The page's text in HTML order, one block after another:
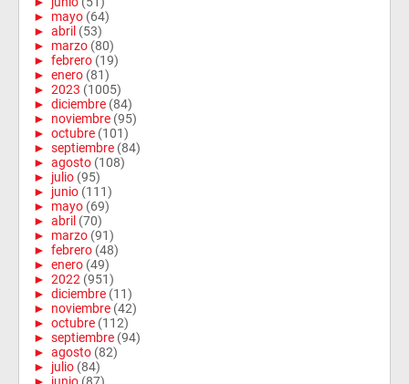
► mayo (64)
► abril (53)
► marzo (80)
► febrero (19)
► enero (81)
► 2023 (1005)
► diciembre (84)
► noviembre (95)
► octubre (101)
► septiembre (84)
► agosto (108)
► julio (95)
► junio (111)
► mayo (69)
► abril (70)
► marzo (91)
► febrero (48)
► enero (49)
► 2022 (951)
► diciembre (11)
► noviembre (42)
► octubre (112)
► septiembre (94)
► agosto (82)
► julio (84)